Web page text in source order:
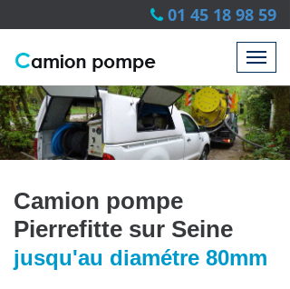
01 45 18 98 59
Camion pompe
Pierrefitte sur Seine
jusqu'au diamétre 80mm